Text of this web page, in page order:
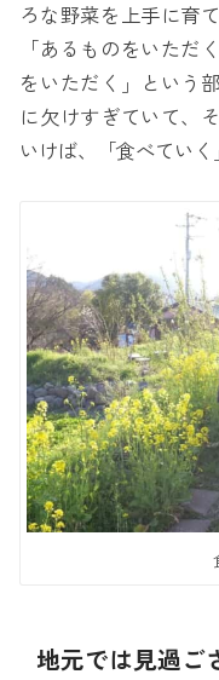
ろな野菜を上手に育
「あるものをいただ
をいただく」という
に欠けすぎていて、
いけば、「食べていく
地元では見過ご